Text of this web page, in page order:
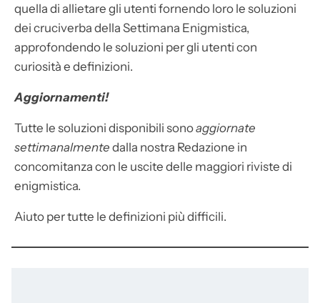
quella di allietare gli utenti fornendo loro le soluzioni
dei cruciverba della Settimana Enigmistica,
approfondendo le soluzioni per gli utenti con
curiosità e definizioni.
Aggiornamenti!
Tutte le soluzioni disponibili sonoaggiornate
settimanalmente dalla nostra Redazione in
concomitanza con le uscite delle maggiori riviste di
enigmistica.
Aiuto per tutte le definizioni più difficili.